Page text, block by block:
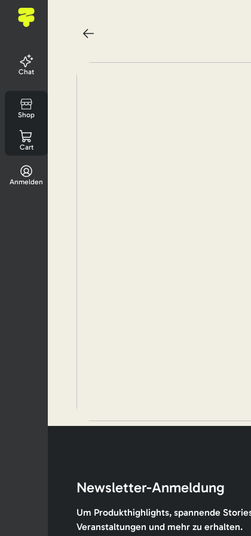
Chat
Shop
Cart
Anmelden
Newsletter-Anmeldung
Um Produkthighlights, spannende
Veranstaltungen und mehr zu erhalten.